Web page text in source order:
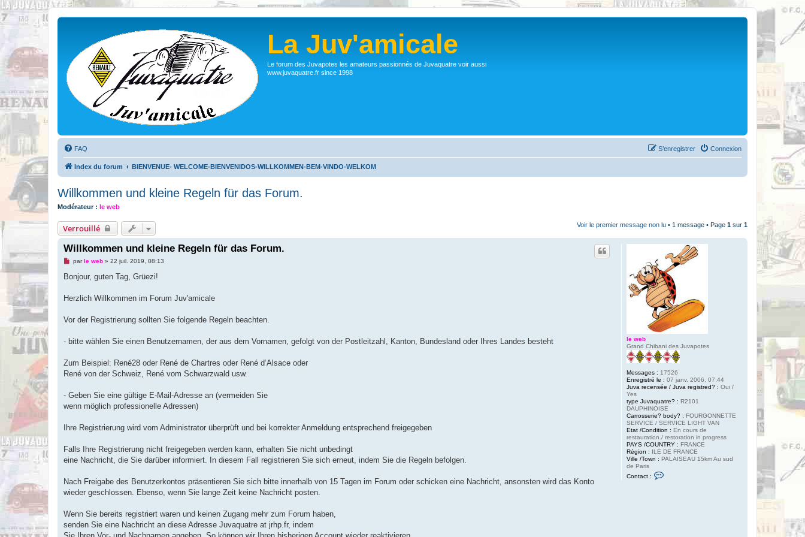
La Juv'amicale
Le forum des Juvapotes les amateurs passionnés de Juvaquatre voir aussi
www.juvaquatre.fr since 1998
FAQ Connexion
S’enregistrer
Index du forum BIENVENUE- WELCOME-BIENVENIDOS-WILLKOMMEN-BEM-VINDO-WELKOM
Willkommen und kleine Regeln für das Forum.
Modérateur : le web
Verrouillé Voir le premier message non lu • 1 message • Page 1 sur 1
le web
Grand Chibani des Juvapotes
Messages : 17526
Enregistré le : 07 janv. 2006, 07:44
Juva recensée / Juva registred? : Oui /
Yes
type Juvaquatre? : R2101
DAUPHINOISE
Carrosserie? body? : FOURGONNETTE
SERVICE / SERVICE LIGHT VAN
Etat /Condition : En cours de
restauration./ restoration in progress
PAYS /COUNTRY : FRANCE
Région : ILE DE FRANCE
Ville /Town : PALAISEAU 15km Au sud
de Paris
Contact :
Willkommen und kleine Regeln für das Forum.
M
s
g
o
u
parle web» 22 juil. 2019, 08:13
Bonjour, guten Tag, Grüezi!
Herzlich Willkommen im Forum Juv'amicale
Vor der Registrierung sollten Sie folgende Regeln beachten.
- bitte wählen Sie einen Benutzernamen, der aus dem Vornamen, gefolgt von der Postleitzahl, Kanton, Bundesland oder Ihres Landes besteht
Zum Beispiel: René28 oder René de Chartres oder René d‘Alsace oder
René von der Schweiz, René vom Schwarzwald usw.
- Geben Sie eine gültige E-Mail-Adresse an (vermeiden Sie
wenn möglich professionelle Adressen)
Ihre Registrierung wird vom Administrator überprüft und bei korrekter Anmeldung entsprechend freigegeben
Falls Ihre Registrierung nicht freigegeben werden kann, erhalten Sie nicht unbedingt
eine Nachricht, die Sie darüber informiert. In diesem Fall registrieren Sie sich erneut, indem Sie die Regeln befolgen.
Nach Freigabe des Benutzerkontos präsentieren Sie sich bitte innerhalb von 15 Tagen im Forum oder schicken eine Nachricht, ansonsten wird das Konto
wieder geschlossen. Ebenso, wenn Sie lange Zeit keine Nachricht posten.
Wenn Sie bereits registriert waren und keinen Zugang mehr zum Forum haben,
senden Sie eine Nachricht an diese Adresse Juvaquatre at jrhp.fr, indem